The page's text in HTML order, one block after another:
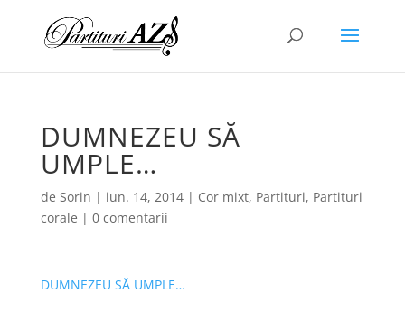
DUMNEZEU SĂ
UMPLE…
de Sorin | iun. 14, 2014| Cor mixt, Partituri, Partituri
corale | 0 comentarii
DUMNEZEU SĂ UMPLE…